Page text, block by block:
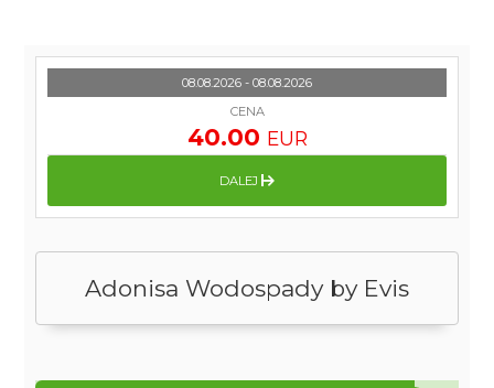
Adonisa Wodospady by Evis
08.08.2026 - 08.08.2026
CENA
40.00 EUR
DALEJ